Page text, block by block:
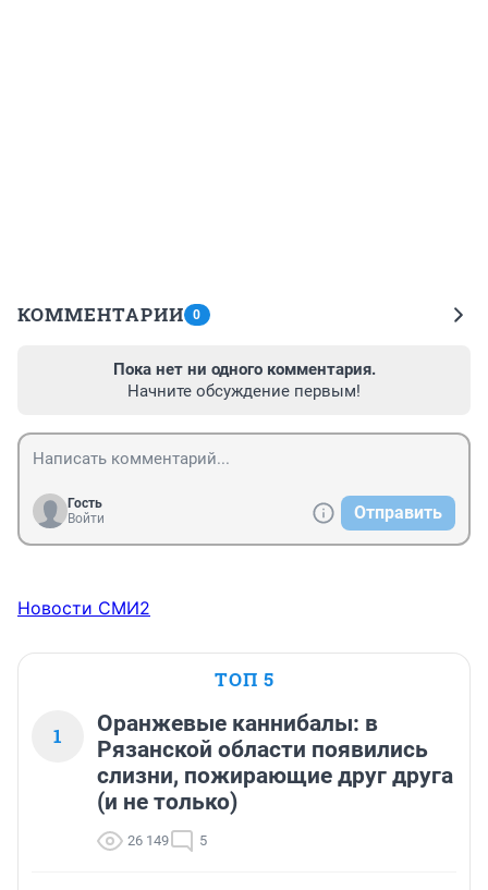
КОММЕНТАРИИ 0
Пока нет ни одного комментария.
Начните обсуждение первым!
Гость
Войти
Отправить
Новости СМИ2
ТОП 5
1
Оранжевые каннибалы: в
Рязанской области появились
слизни, пожирающие друг друга
(и не только)
26 149 5